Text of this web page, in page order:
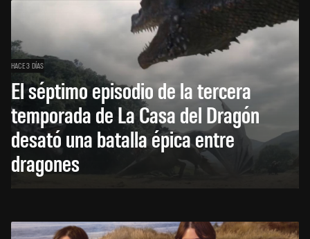
HACE 3 DÍAS
El séptimo episodio de la tercera
temporada de La Casa del Dragón
desató una batalla épica entre
dragones